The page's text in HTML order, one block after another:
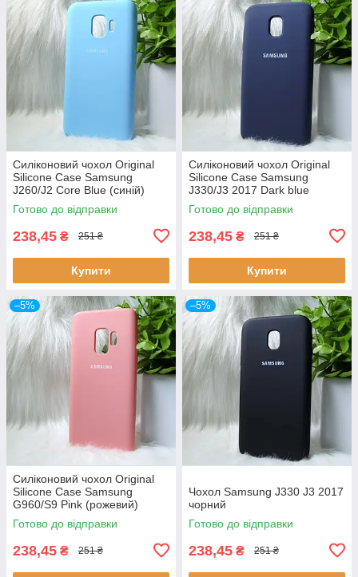
Силіконовий чохол Original
Silicone Case Samsung
J260/J2 Core Blue (синій)
Готово до відправки
238,45 ₴ 251 ₴
Купити
Силіконовий чохол Original
Silicone Case Samsung
J330/J3 2017 Dark blue
(темно-синій)
Готово до відправки
238,45 ₴ 251 ₴
Купити
–5%
Силіконовий чохол Original
Silicone Case Samsung
G960/S9 Pink (рожевий)
Готово до відправки
238,45 ₴ 251 ₴
–5%
Чохол Samsung J330 J3 2017
чорний
Готово до відправки
238,45 ₴ 251 ₴